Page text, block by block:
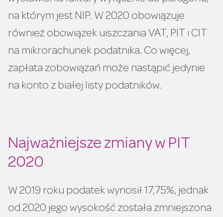
na którym jest NIP. W 2020 obowiązuje
również obowiązek uiszczania VAT, PIT i CIT
na mikrorachunek podatnika. Co więcej,
zapłata zobowiązań może nastąpić jedynie
na konto z białej listy podatników.
Najważniejsze zmiany w PIT
2020
W 2019 roku podatek wynosił 17,75%, jednak
od 2020 jego wysokość została zmniejszona